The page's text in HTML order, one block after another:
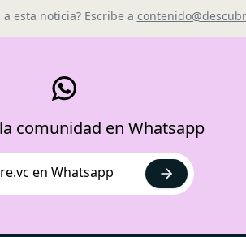
esta noticia? Escribe a
comunidad en Whatsapp
en Whatsapp